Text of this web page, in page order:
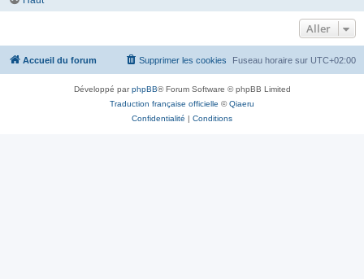
Aller
Accueil du forum Fuseau horaire sur UTC+02:00
Supprimer les cookies
Développé parphpBB® Forum Software © phpBB Limited
Traduction française officielle ©Qiaeru
Confidentialité
Conditions